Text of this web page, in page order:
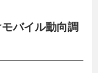
バイル動向調